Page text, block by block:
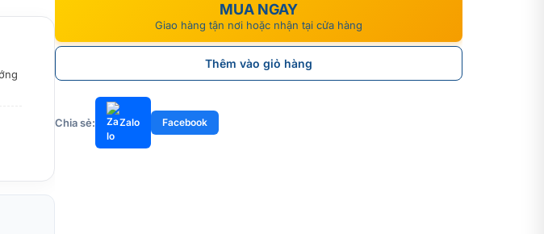
MUA NGAY
Giao hàng tận nơi hoặc nhận tại cửa hàng
Thêm vào giỏ hàng
Chia sẻ: Zalo Facebook